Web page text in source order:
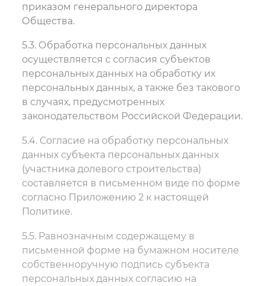
приказом генерального директора
Общества.
5.3. Обработка персональных данных
осуществляется с согласия субъектов
персональных данных на обработку их
персональных данных, а также без такового
в случаях, предусмотренных
законодательством Российской Федерации.
5.4. Согласие на обработку персональных
данных субъекта персональных данных
(участника долевого строительства)
составляется в письменном виде по форме
согласно Приложению 2 к настоящей
Политике.
5.5. Равнозначным содержащему в
письменной форме на бумажном носителе
собственноручную подпись субъекта
персональных данных согласию на